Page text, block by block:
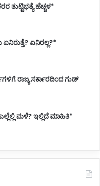
ತುಟ್ಟಿಭತ್ಯೆ ಹೆಚ್ಚಳ*
ಏನಿರಲ್ಲ?*
ರಾಜ್ಯ ಸರ್ಕಾರದಿಂದ ಗುಡ್
ಮಳೆ? ಇಲ್ಲಿದೆ ಮಾಹಿತಿ*